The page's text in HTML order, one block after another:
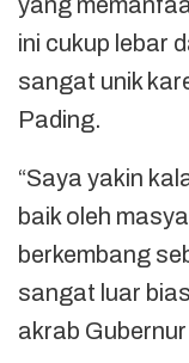
ini cukup lebar
sangat unik
Pading.
“Saya yakin
baik oleh
berkembang
sangat luar
akrab